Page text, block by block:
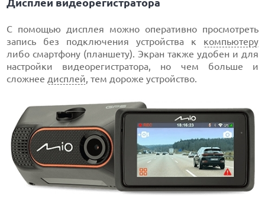
С помощью дисплея можно оперативно просмотреть
запись без подключения устройства к компьютеру
либо смартфону (планшету). Экран также удобен и для
настройки видеорегистратора, но чем больше и
сложнее дисплей , тем дороже устройство.